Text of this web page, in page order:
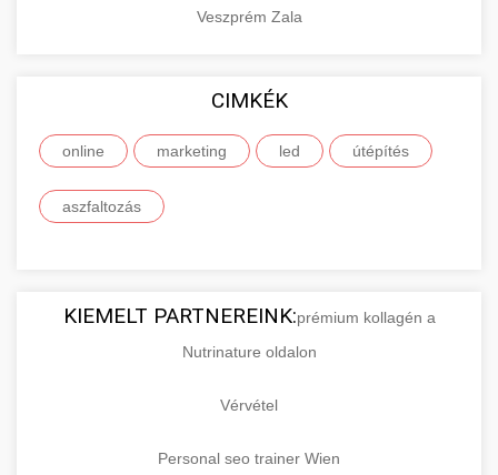
Veszprém Zala
CIMKÉK
online marketing led útépítés
aszfaltozás
KIEMELT PARTNEREINK:prémium kollagén a
Nutrinature oldalon
Vérvétel
Personal seo trainer Wien